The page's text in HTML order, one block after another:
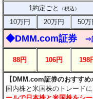
1約定ごと （税込）
10万円
20万円 50万
◆DMM.com証券 ⇒
88円 106円 198
【DMM.com証券のおすすめ
国内株と米国株のトレード